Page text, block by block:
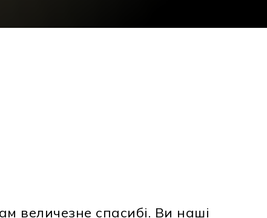
величезне спасибі. Ви наші